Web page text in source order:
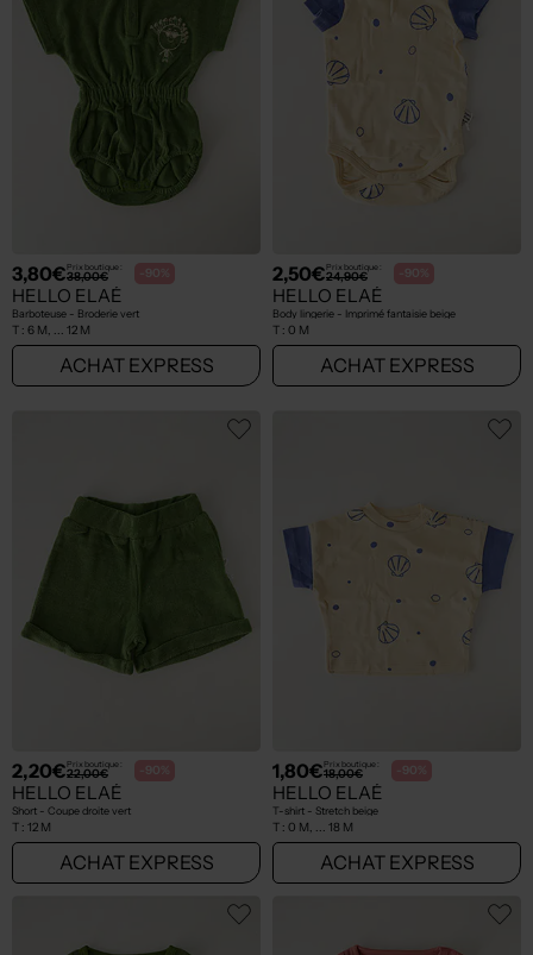
3,80€Prix boutique :
38,00€ -90%
HELLO ELAÉ
Barboteuse - Broderie vert
T : 6 M, ... 12 M
ACHAT EXPRESS
2,50€Prix boutique :
24,90€ -90%
HELLO ELAÉ
Body lingerie - Imprimé fantaisie beige
T : 0 M
ACHAT EXPRESS
2,20€Prix boutique :
22,00€ -90%
HELLO ELAÉ
Short - Coupe droite vert
T : 12 M
ACHAT EXPRESS
1,80€Prix boutique :
18,00€ -90%
HELLO ELAÉ
T-shirt - Stretch beige
T : 0 M, ... 18 M
ACHAT EXPRESS